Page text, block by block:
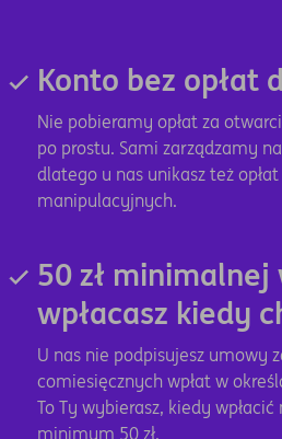
Konto bez opłat
Nie pobieramy opłat za
po prostu. Sami zarządzamy
dlatego u nas unikasz też
manipulacyjnych.
50 zł minimalnej
wpłacasz kiedy
U nas nie podpisujesz umowy
comiesięcznych wpłat w
To Ty wybierasz, kiedy wpłacić
minimum 50 zł.